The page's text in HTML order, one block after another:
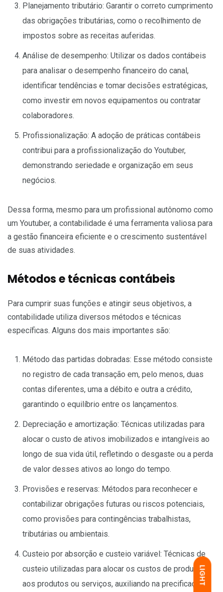
LIGHT
Planejamento tributário: Garantir o correto cumprimento
das obrigações tributárias, como o recolhimento de
impostos sobre as receitas auferidas.
Análise de desempenho: Utilizar os dados contábeis
para analisar o desempenho financeiro do canal,
identificar tendências e tomar decisões estratégicas,
como investir em novos equipamentos ou contratar
colaboradores.
Profissionalização: A adoção de práticas contábeis
contribui para a profissionalização do Youtuber,
demonstrando seriedade e organização em seus
negócios.
Dessa forma, mesmo para um profissional autônomo como
um Youtuber, a contabilidade é uma ferramenta valiosa para
a gestão financeira eficiente e o crescimento sustentável
de suas atividades.
Métodos e técnicas contábeis
Para cumprir suas funções e atingir seus objetivos, a
contabilidade utiliza diversos métodos e técnicas
específicas. Alguns dos mais importantes são:
Método das partidas dobradas: Esse método consiste
no registro de cada transação em, pelo menos, duas
contas diferentes, uma a débito e outra a crédito,
garantindo o equilíbrio entre os lançamentos.
Depreciação e amortização: Técnicas utilizadas para
alocar o custo de ativos imobilizados e intangíveis ao
longo de sua vida útil, refletindo o desgaste ou a perda
de valor desses ativos ao longo do tempo.
Provisões e reservas: Métodos para reconhecer e
contabilizar obrigações futuras ou riscos potenciais,
como provisões para contingências trabalhistas,
tributárias ou ambientais.
Custeio por absorção e custeio variável: Técnicas de
custeio utilizadas para alocar os custos de produção
aos produtos ou serviços, auxiliando na precificação e